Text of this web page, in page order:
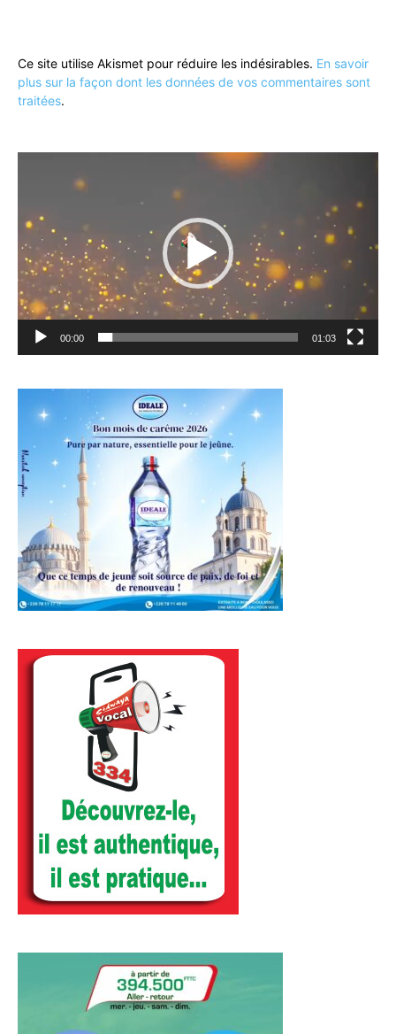
Ce site utilise Akismet pour réduire les indésirables. En savoir
plus sur la façon dont les données de vos commentaires sont
traitées.
00:00 01:03